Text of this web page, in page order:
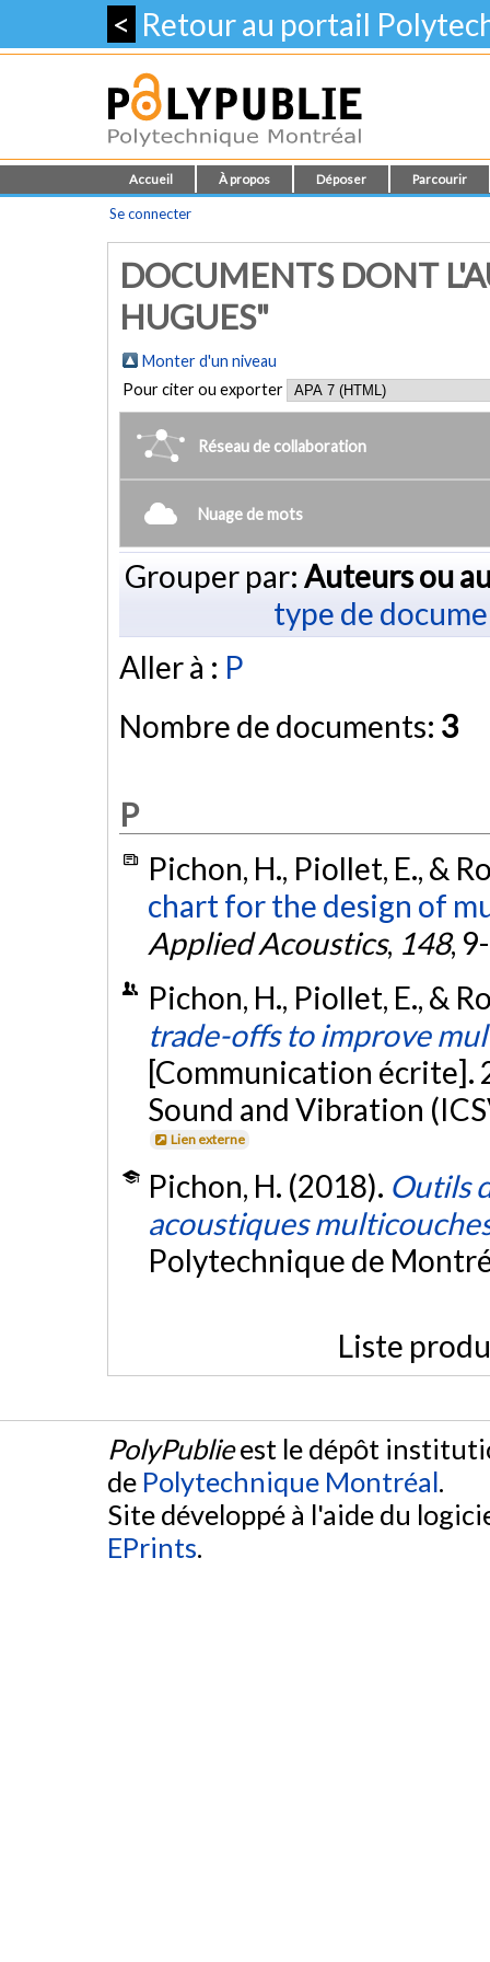
< Retour au portail
Accueil À propos Déposer Parcourir
Se connecter
DOCUMENTS DONT
HUGUES"
Monter d'un niveau
Pour citer ou exporter
Réseau de collaboration
Nuage de mots
Grouper par: Auteurs ou
type de
Aller à : P
Nombre de documents: 3
P
Pichon, H., Piollet, E., &
chart for the design of
Applied Acoustics, 148,
Pichon, H., Piollet, E., &
trade-offs to improve
[Communication écrite].
Sound and Vibration
Lien externe
Pichon, H. (2018). Outils
acoustiques
Polytechnique de
Liste
PolyPublieest le dépôt
de Polytechnique Montréal.
Site développé à l'aide du
EPrints.